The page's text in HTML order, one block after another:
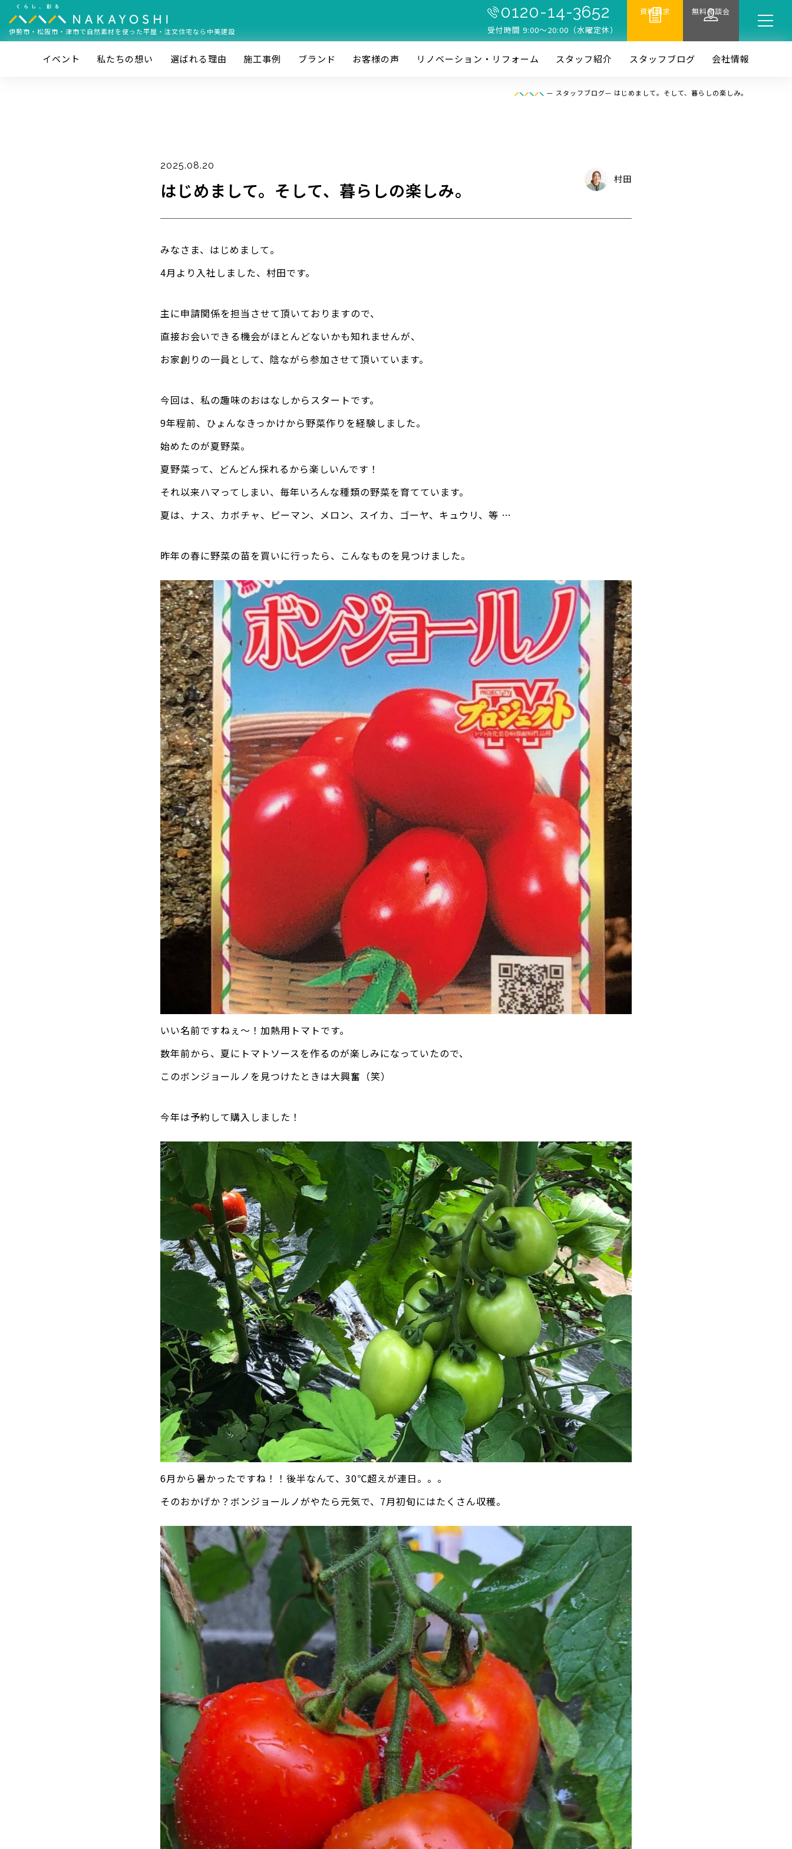
伊勢市・松阪市・津市で自然素材を使った平屋・注文住宅なら中美建設
0120-14-3652
受付時間 9:00〜20:00（水曜定休）
資料請求 無料相談会
イベント 私たちの想い 選ばれる理由 施⼯事例 ブランド お客様の声 リノベーション・リフォーム スタッフ紹介 スタッフブログ 会社情報
— スタッフブログ— はじめまして。そして、暮らしの楽しみ。
2025.08.20
はじめまして。そして、暮らしの楽しみ。 村田
みなさま、はじめまして。
4月より入社しました、村田です。
主に申請関係を担当させて頂いておりますので、
直接お会いできる機会がほとんどないかも知れませんが、
お家創りの一員として、陰ながら参加させて頂いています。
今回は、私の趣味のおはなしからスタートです。
9年程前、ひょんなきっかけから野菜作りを経験しました。
始めたのが夏野菜。
夏野菜って、どんどん採れるから楽しいんです！
それ以来ハマってしまい、毎年いろんな種類の野菜を育てています。
夏は、ナス、カボチャ、ピーマン、メロン、スイカ、ゴーヤ、キュウリ、等 …
昨年の春に野菜の苗を買いに行ったら、こんなものを見つけました。
いい名前ですねぇ～！加熱用トマトです。
数年前から、夏にトマトソースを作るのが楽しみになっていたので、
このボンジョールノを見つけたときは大興奮（笑）
今年は予約して購入しました！
6月から暑かったですね！！後半なんて、30℃超えが連日。。。
そのおかげか？ボンジョールノがやたら元気で、7月初旬にはたくさん収穫。